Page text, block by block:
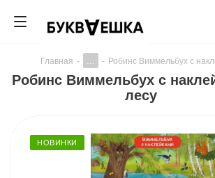
Главная - - Робинс Виммельбух с
Робинс Виммельбух с
лесу
НОВИНКИ